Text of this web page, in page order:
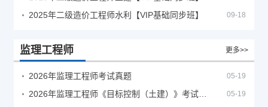
2025年二级造价工程师水利【VIP基础同步班】 09-18
监理工程师 更多>>
2026年监理工程师考试真题 05-19
05-19